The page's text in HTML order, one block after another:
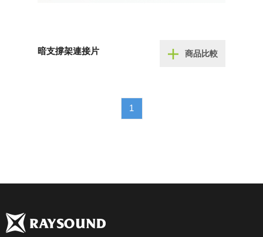
暗支撐架連接片 商品比較
1